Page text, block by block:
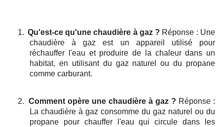
1. Qu'est-ce qu'une chaudière à gaz ? Réponse : Une
chaudière à gaz est un appareil utilisé pour
réchauffer l'eau et produire de la chaleur dans un
habitat, en utilisant du gaz naturel ou du propane
comme carburant.
2. Comment opère une chaudière à gaz ? Réponse :
La chaudière à gaz consomme du gaz naturel ou du
propane pour chauffer l'eau qui circule dans les